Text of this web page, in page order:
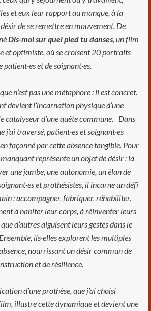
et eux leur rapport au manque, à la
de se remettre en mouvement. De
Dis-moi sur quel pied tu danses , un film
et optimiste, où se croisent 20 portraits
patient·es et de soignant·es.
n’est pas une métaphore : il est concret.
devient l’incarnation physique d’une
catalyseur d’une quête commune.
Dans
j’ai traversé, patient·es et soignant·es
façonné par cette absence tangible. Pour
manquant représente un objet de désir : la
une jambe, une autonomie, un élan de
et prothésistes, il incarne un défi
: accompagner, fabriquer, réhabiliter.
à habiter leur corps, à réinventer leurs
d’autres aiguisent leurs gestes dans le
ils·elles explorent les multiples
nourrissant un désir commun de
et de résilience.
d’une prothèse, que j’ai choisi
illustre cette dynamique et devient une